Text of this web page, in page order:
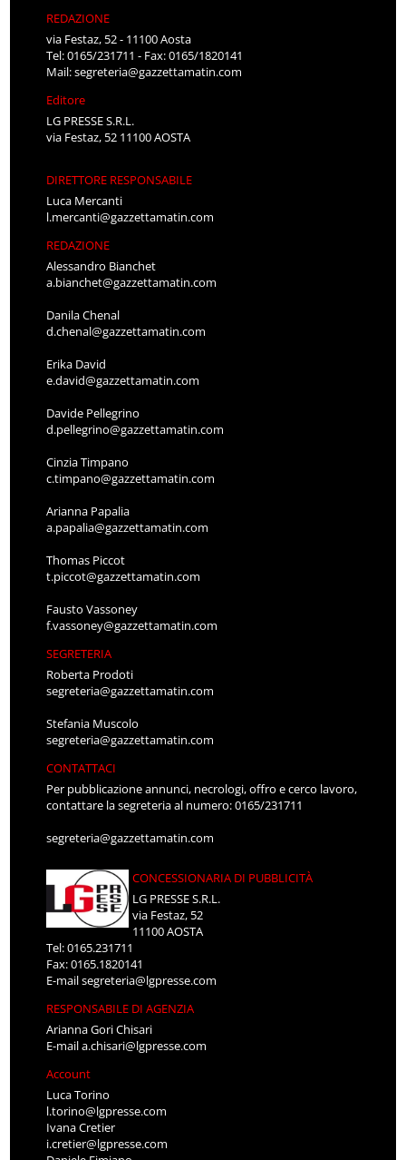
REDAZIONE
via Festaz, 52 - 11100 Aosta
Tel: 0165/231711 - Fax: 0165/1820141
Mail:segreteria@gazzettamatin.com
Editore
LG PRESSE S.R.L.
via Festaz, 52 11100 AOSTA
DIRETTORE RESPONSABILE
Luca Mercanti
l.mercanti@gazzettamatin.com
REDAZIONE
Alessandro Bianchet
a.bianchet@gazzettamatin.com
Danila Chenal
d.chenal@gazzettamatin.com
Erika David
e.david@gazzettamatin.com
Davide Pellegrino
d.pellegrino@gazzettamatin.com
Cinzia Timpano
c.timpano@gazzettamatin.com
Arianna Papalia
a.papalia@gazzettamatin.com
Thomas Piccot
t.piccot@gazzettamatin.com
Fausto Vassoney
f.vassoney@gazzettamatin.com
SEGRETERIA
Roberta Prodoti
segreteria@gazzettamatin.com
Stefania Muscolo
segreteria@gazzettamatin.com
CONTATTACI
Per pubblicazione annunci, necrologi, offro e cerco lavoro,
contattare la segreteria al numero: 0165/231711
segreteria@gazzettamatin.com
CONCESSIONARIA DI PUBBLICITÀ
LG PRESSE S.R.L.
via Festaz, 52
11100 AOSTA
Tel: 0165.231711
Fax: 0165.1820141
E-mailsegreteria@lgpresse.com
RESPONSABILE DI AGENZIA
Arianna Gori Chisari
E-maila.chisari@lgpresse.com
Account
Luca Torino
l.torino@lgpresse.com
Ivana Cretier
i.cretier@lgpresse.com